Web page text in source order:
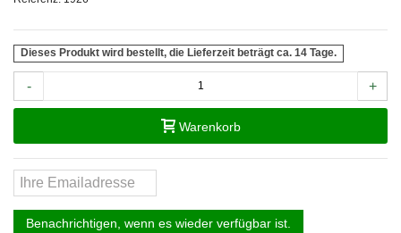
Dieses Produkt wird bestellt, die Lieferzeit beträgt ca. 14 Tage.
- +
Warenkorb
Benachrichtigen, wenn es wieder verfügbar ist.